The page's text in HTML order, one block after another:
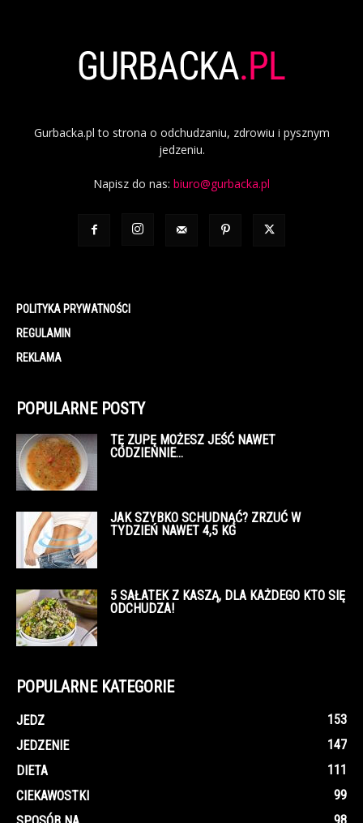
Gurbacka.pl to strona o odchudzaniu, zdrowiu i pysznym
jedzeniu.
Napisz do nas: biuro@gurbacka.pl
POLITYKA PRYWATNOŚCI
REGULAMIN
REKLAMA
POPULARNE POSTY
TĘ ZUPĘ MOŻESZ JEŚĆ NAWET
CODZIENNIE…
JAK SZYBKO SCHUDNĄĆ? ZRZUĆ W
TYDZIEŃ NAWET 4,5 KG
5 SAŁATEK Z KASZĄ, DLA KAŻDEGO KTO SIĘ
ODCHUDZA!
POPULARNE KATEGORIE
JEDZ
153
JEDZENIE
147
DIETA
111
CIEKAWOSTKI
99